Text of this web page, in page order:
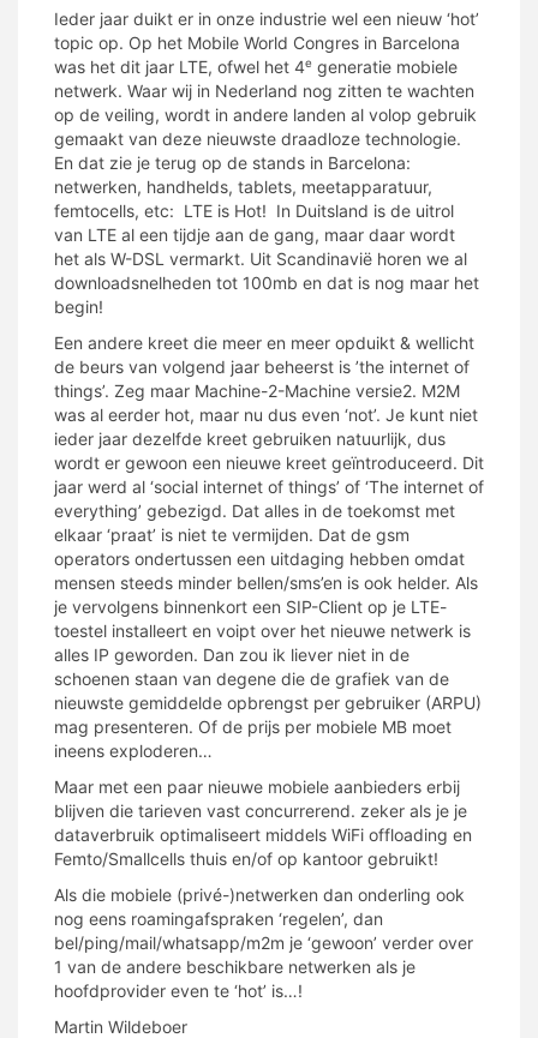
Ieder jaar duikt er in onze industrie wel een nieuw ‘hot’
topic op. Op het Mobile World Congres in Barcelona
was het dit jaar LTE, ofwel het 4e generatie mobiele
netwerk. Waar wij in Nederland nog zitten te wachten
op de veiling, wordt in andere landen al volop gebruik
gemaakt van deze nieuwste draadloze technologie.
En dat zie je terug op de stands in Barcelona:
netwerken, handhelds, tablets, meetapparatuur,
femtocells, etc: LTE is Hot! In Duitsland is de uitrol
van LTE al een tijdje aan de gang, maar daar wordt
het als W-DSL vermarkt. Uit Scandinavië horen we al
downloadsnelheden tot 100mb en dat is nog maar het
begin!
Een andere kreet die meer en meer opduikt & wellicht
de beurs van volgend jaar beheerst is ’the internet of
things’. Zeg maar Machine-2-Machine versie2. M2M
was al eerder hot, maar nu dus even ‘not’. Je kunt niet
ieder jaar dezelfde kreet gebruiken natuurlijk, dus
wordt er gewoon een nieuwe kreet geïntroduceerd. Dit
jaar werd al ‘social internet of things’ of ‘The internet of
everything’ gebezigd. Dat alles in de toekomst met
elkaar ‘praat’ is niet te vermijden. Dat de gsm
operators ondertussen een uitdaging hebben omdat
mensen steeds minder bellen/sms’en is ook helder. Als
je vervolgens binnenkort een SIP-Client op je LTE-
toestel installeert en voipt over het nieuwe netwerk is
alles IP geworden. Dan zou ik liever niet in de
schoenen staan van degene die de grafiek van de
nieuwste gemiddelde opbrengst per gebruiker (ARPU)
mag presenteren. Of de prijs per mobiele MB moet
ineens exploderen…
Maar met een paar nieuwe mobiele aanbieders erbij
blijven die tarieven vast concurrerend. zeker als je je
dataverbruik optimaliseert middels WiFi offloading en
Femto/Smallcells thuis en/of op kantoor gebruikt!
Als die mobiele (privé-)netwerken dan onderling ook
nog eens roamingafspraken ‘regelen’, dan
bel/ping/mail/whatsapp/m2m je ‘gewoon’ verder over
1 van de andere beschikbare netwerken als je
hoofdprovider even te ‘hot’ is…!
Martin Wildeboer